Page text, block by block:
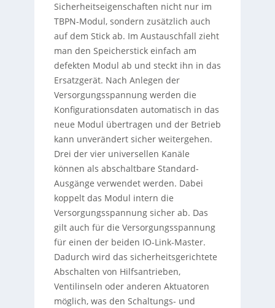
Sicherheitseigenschaften nicht nur im
TBPN-Modul, sondern zusätzlich auch
auf dem Stick ab. Im Austauschfall zieht
man den Speicherstick einfach am
defekten Modul ab und steckt ihn in das
Ersatzgerät. Nach Anlegen der
Versorgungsspannung werden die
Konfigurationsdaten automatisch in das
neue Modul übertragen und der Betrieb
kann unverändert sicher weitergehen.
Drei der vier universellen Kanäle
können als abschaltbare Standard-
Ausgänge verwendet werden. Dabei
koppelt das Modul intern die
Versorgungsspannung sicher ab. Das
gilt auch für die Versorgungsspannung
für einen der beiden IO-Link-Master.
Dadurch wird das sicherheitsgerichtete
Abschalten von Hilfsantrieben,
Ventilinseln oder anderen Aktuatoren
möglich, was den Schaltungs- und